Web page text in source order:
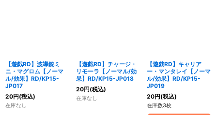
【遊戯RD】波導銃ミ
ニ・マグロム【ノーマ
ル/効果】RD/KP15-
JP017
20円(税込)
在庫なし
【遊戯RD】チャージ・
リモーラ【ノーマル/効
果】RD/KP15-JP018
20円(税込)
在庫なし
【遊戯RD】キャリア
ー・マンタレイ【ノーマ
ル/効果】RD/KP15-
JP019
20円(税込)
在庫数3枚